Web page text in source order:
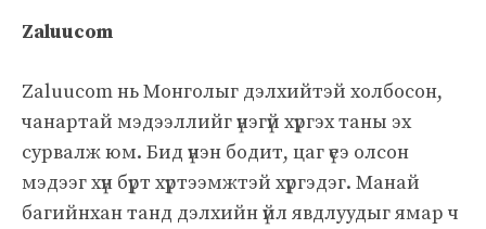
Zaluucom
Zaluucom нь Монголыг дэлхийтэй холбосон,
чанартай мэдээллийг үнэгүй хүргэх таны эх
сурвалж юм. Бид үнэн бодит, цаг үеэ олсон
мэдээг хүн бүрт хүртээмжтэй хүргэдэг. Манай
багийнхан танд дэлхийн үйл явдлуудыг ямар ч